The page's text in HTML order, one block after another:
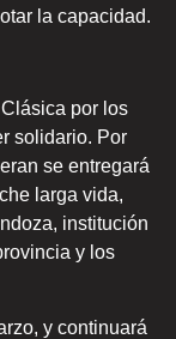
la capacidad.
por los
solidario. Por
se entregará
larga vida,
institución
y los
y continuará